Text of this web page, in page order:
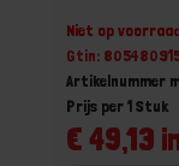
Niet op
Gtin:
Artikelnummer
€ 49,13
Prijs per 1 Stuk